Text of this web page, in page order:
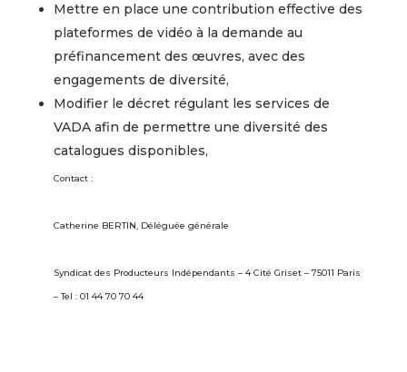
Mettre en place une contribution effective des
plateformes de vidéo à la demande au
préfinancement des œuvres, avec des
engagements de diversité,
Modifier le décret régulant les services de
VADA afin de permettre une diversité des
catalogues disponibles,
Contact :
Catherine BERTIN, Déléguée générale
Syndicat des Producteurs Indépendants – 4 Cité Griset – 75011 Paris
– Tel : 01 44 70 70 44